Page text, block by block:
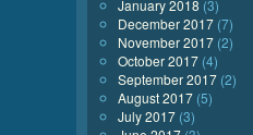
January 2018 (3)
December 2017 (7)
November 2017 (2)
October 2017 (4)
September 2017 (2)
August 2017 (5)
July 2017 (3)